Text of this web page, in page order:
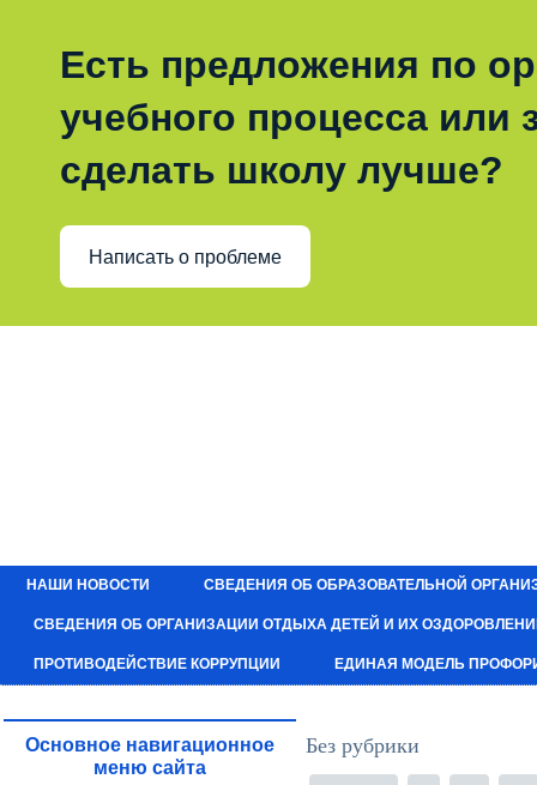
Есть предложения по
учебного процесса или
сделать школу лучше?
Написать о проблеме
НАШИ НОВОСТИ СВЕДЕНИЯ ОБ ОБРАЗОВАТЕЛЬНОЙ
СВЕДЕНИЯ ОБ ОРГАНИЗАЦИИ ОТДЫХА ДЕТЕЙ И ИХ
ПРОТИВОДЕЙСТВИЕ КОРРУПЦИИ ЕДИНАЯ МОДЕЛЬ
Основное навигационное
меню сайта
Без рубрики